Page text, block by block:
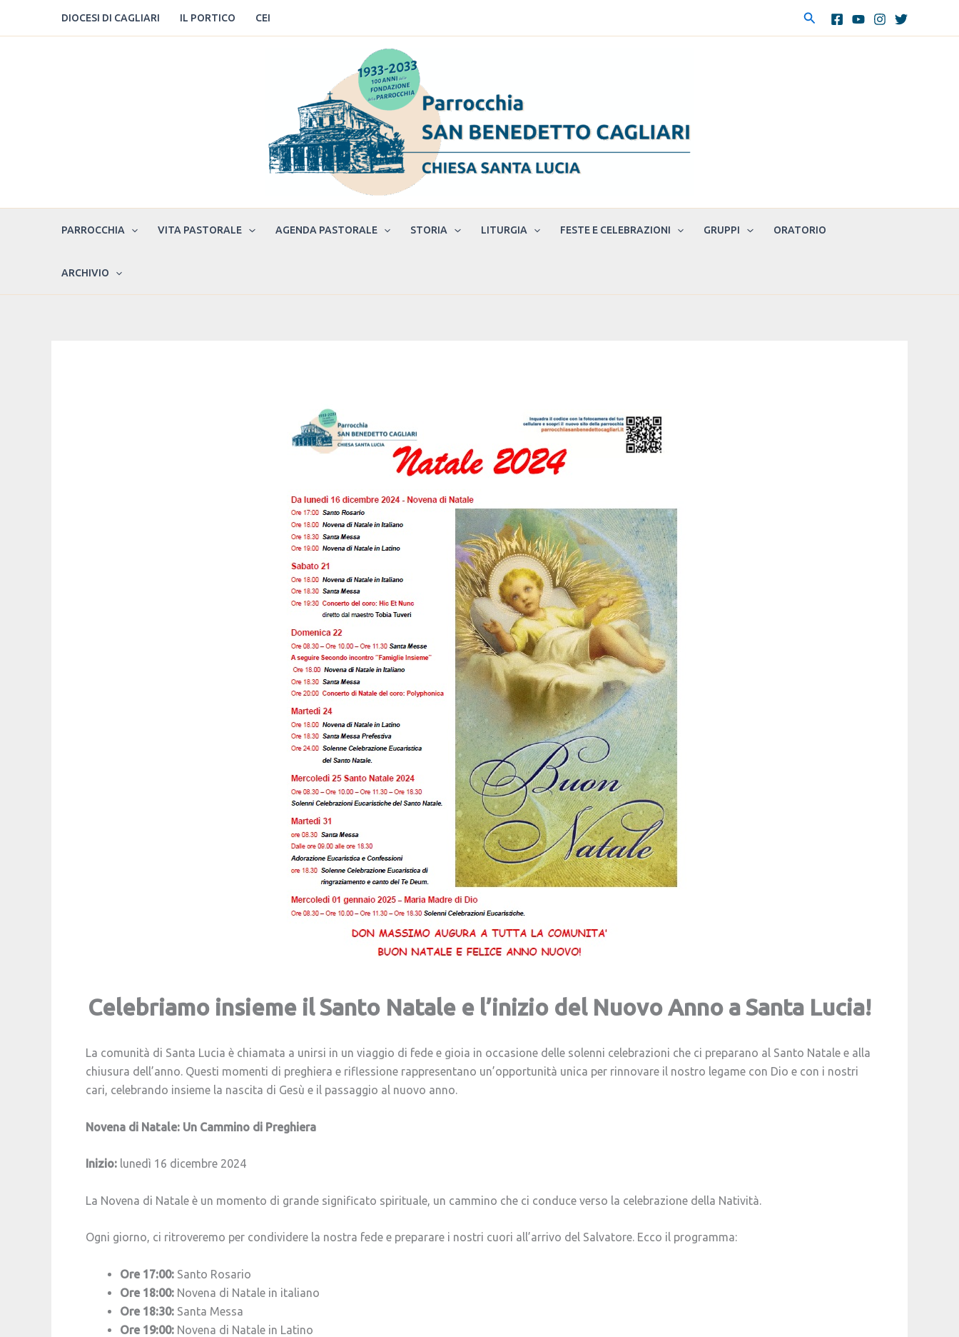
DIOCESI DI CAGLIARI IL PORTICO CEI Cerca
PARROCCHIA VITA PASTORALE AGENDA PASTORALE STORIA LITURGIA FESTE E CELEBRAZIONI GRUPPI ORATORIO
ARCHIVIO
Celebriamo insieme il Santo Natale e l’inizio del Nuovo Anno a Santa Lucia!
La comunità di Santa Lucia è chiamata a unirsi in un viaggio di fede e gioia in occasione delle solenni celebrazioni che ci preparano al Santo Natale e alla
chiusura dell’anno. Questi momenti di preghiera e riflessione rappresentano un’opportunità unica per rinnovare il nostro legame con Dio e con i nostri
cari, celebrando insieme la nascita di Gesù e il passaggio al nuovo anno.
Novena di Natale: Un Cammino di Preghiera
Inizio: lunedì 16 dicembre 2024
La Novena di Natale è un momento di grande significato spirituale, un cammino che ci conduce verso la celebrazione della Natività.
Ogni giorno, ci ritroveremo per condividere la nostra fede e preparare i nostri cuori all’arrivo del Salvatore. Ecco il programma:
Ore 17:00: Santo Rosario
Ore 18:00: Novena di Natale in italiano
Ore 18:30: Santa Messa
Ore 19:00: Novena di Natale in Latino